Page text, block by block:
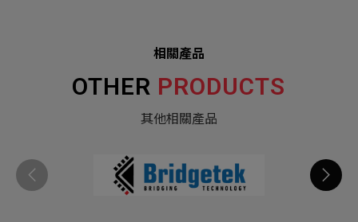
相關產品
OTHER PRODUCTS
其他相關產品